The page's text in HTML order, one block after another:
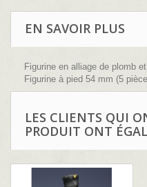
EN SAVOIR PLUS
Figurine en alliage de plomb
Figurine à pied 54 mm (5
LES CLIENTS QUI
PRODUIT ONT